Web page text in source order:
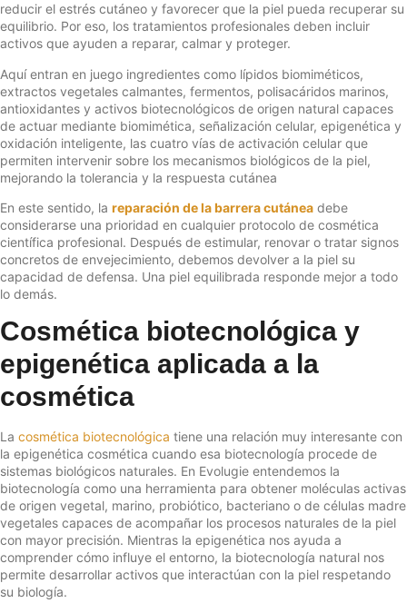
reducir el estrés cutáneo y favorecer que la piel pueda recuperar su
equilibrio. Por eso, los tratamientos profesionales deben incluir
activos que ayuden a reparar, calmar y proteger.
Aquí entran en juego ingredientes como lípidos biomiméticos,
extractos vegetales calmantes, fermentos, polisacáridos marinos,
antioxidantes y activos biotecnológicos de origen natural capaces
de actuar mediante biomimética, señalización celular, epigenética y
oxidación inteligente, las cuatro vías de activación celular que
permiten intervenir sobre los mecanismos biológicos de la piel,
mejorando la tolerancia y la respuesta cutánea
En este sentido, la reparación de la barrera cutánea debe
considerarse una prioridad en cualquier protocolo de cosmética
científica profesional. Después de estimular, renovar o tratar signos
concretos de envejecimiento, debemos devolver a la piel su
capacidad de defensa. Una piel equilibrada responde mejor a todo
lo demás.
Cosmética biotecnológica y
epigenética aplicada a la
cosmética
La cosmética biotecnológica tiene una relación muy interesante con
la epigenética cosmética cuando esa biotecnología procede de
sistemas biológicos naturales. En Evolugie entendemos la
biotecnología como una herramienta para obtener moléculas activas
de origen vegetal, marino, probiótico, bacteriano o de células madre
vegetales capaces de acompañar los procesos naturales de la piel
con mayor precisión. Mientras la epigenética nos ayuda a
comprender cómo influye el entorno, la biotecnología natural nos
permite desarrollar activos que interactúan con la piel respetando
su biología.